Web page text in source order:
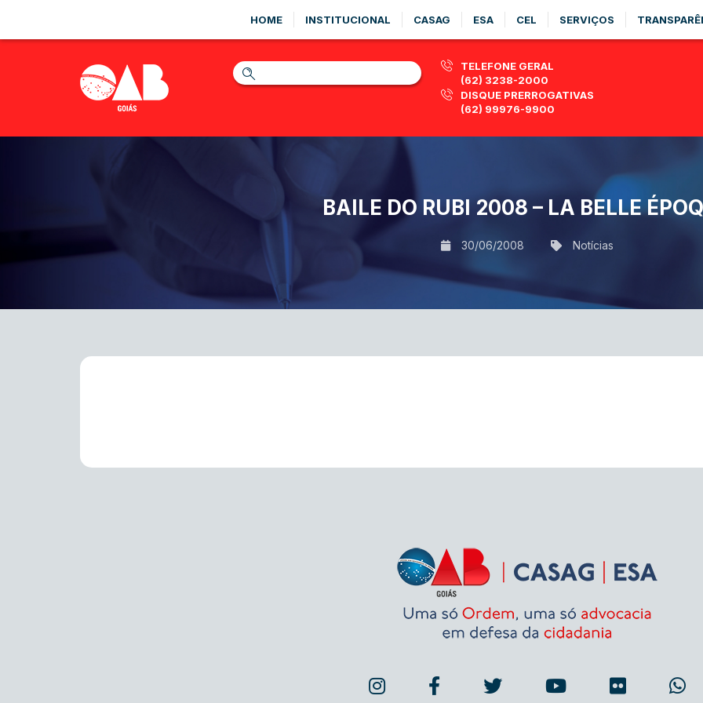
HOME INSTITUCIONAL CASAG ESA CEL SERVIÇOS
TELEFONE GERAL
(62) 3238-2000
DISQUE PRERROGATIVAS
(62) 99976-9900
BAILE DO RUBI 2008 – LA BELLE
30/06/2008 Notícias